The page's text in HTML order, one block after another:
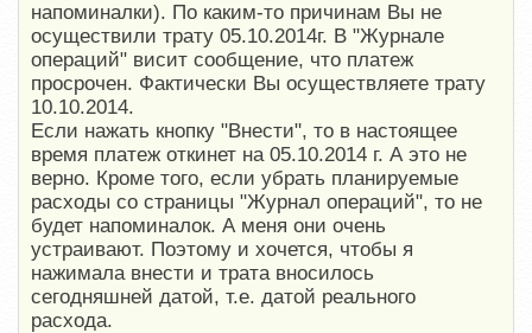
напоминалки). По каким-то причинам Вы не
осуществили трату 05.10.2014г. В "Журнале
операций" висит сообщение, что платеж
просрочен. Фактически Вы осуществляете трату
10.10.2014.
Если нажать кнопку "Внести", то в настоящее
время платеж откинет на 05.10.2014 г. А это не
верно. Кроме того, если убрать планируемые
расходы со страницы "Журнал операций", то не
будет напоминалок. А меня они очень
устраивают. Поэтому и хочется, чтобы я
нажимала внести и трата вносилось
сегодняшней датой, т.е. датой реального
расхода.